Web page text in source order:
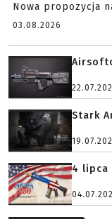
Nowa propozycja
03.08.2026
Stark
4 lipca